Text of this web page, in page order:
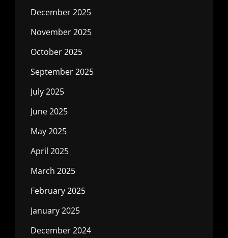
December 2025
November 2025
October 2025
September 2025
July 2025
June 2025
May 2025
April 2025
March 2025
February 2025
January 2025
December 2024